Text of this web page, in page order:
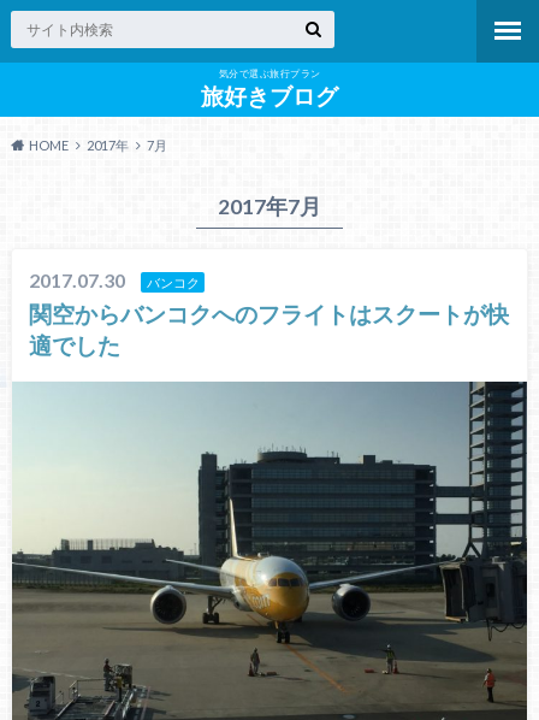
気分で選ぶ旅行プラン
旅好きブログ
HOME 2017年 7月
2017年7月
2017.07.30 バンコク
関空からバンコクへのフライトはスクートが快
適でした